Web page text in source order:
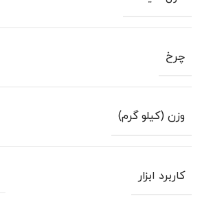
چرخ
وزن (کیلو گرم)
کاربرد ابزار